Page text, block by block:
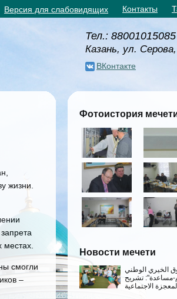
Версия для слабовидящих Контакты
Тел.: 88001015085
Казань, ул.
ВКонтакте
жизни.
местах.
смогли
–
Фотоистория
Новости мечети
الخيري الوطني
مساعدة": تشريح
المعجزة الاجتماعية